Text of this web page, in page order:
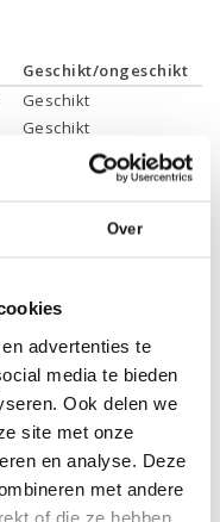
Over
advertenties te
media te bieden
Ook delen we
site met onze
en analyse. Deze
met andere
of die ze hebben
Geschikt/ongeschikt
Geschikt
Geschikt
Geschikt
(39,6 cm)
(Full HD)